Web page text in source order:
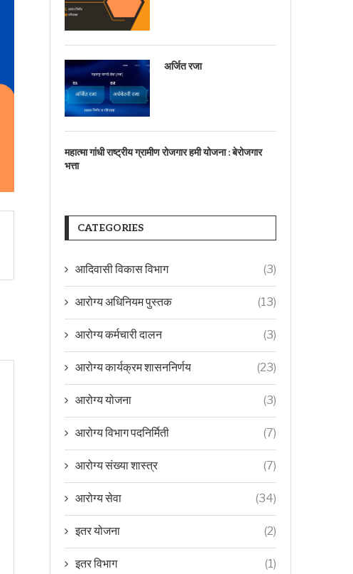
अर्जित रजा
महात्मा गांधी राष्ट्रीय ग्रामीण रोजगार हमी योजना : बेरोजगार
भत्ता
CATEGORIES
आदिवासी विकास विभाग (3)
आरोग्य अधिनियम पुस्तक (13)
आरोग्य कर्मचारी दालन (3)
आरोग्य कार्यक्रम शासननिर्णय (23)
आरोग्य योजना (3)
आरोग्य विभाग पदनिर्मिती (7)
आरोग्य संख्या शास्त्र (7)
आरोग्य सेवा (34)
इतर योजना (2)
इतर विभाग (1)